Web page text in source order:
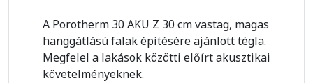
A Porotherm 30 AKU Z 30 cm vastag, magas
hanggátlású falak építésére ajánlott tégla.
Megfelel a lakások közötti előírt akusztikai
követelményeknek.